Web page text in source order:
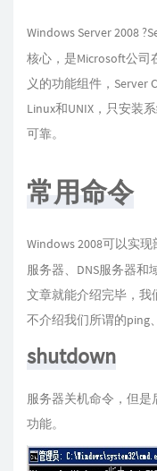
Windows Server 2008
核心，是Microsoft公司
义的功能组件，Server
Linux和UNIX，只安装
可靠。
常用命令
Windows 2008可以实
服务器、DNS服务器
文章就能介绍完毕，我
不介绍我们所谓的ping
shutdown
服务器关机命令，但
功能。